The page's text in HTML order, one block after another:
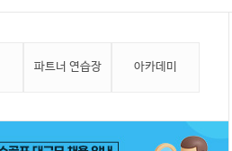
파트너 연습장 아카데미